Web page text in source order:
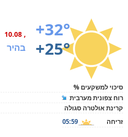
+32°
+25°
, 10.08
בהיר
סיכוי למשקעים %
רוח צפונית מערבית
קרינת אולטרה סגולה
זריחה
05:59